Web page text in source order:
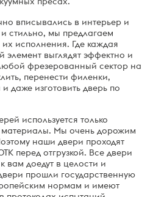
вписывались в интерьер и
стильно, мы предлагаем
исполнения. Где каждая
элемент выглядят эффектно и
фрезерованный сектор на
перенести филенки,
даже изготовить дверь по
используется только
материалы. Мы очень дорожим
наши двери проходят
перед отгрузкой. Все двери
вам доедут в целости и
прошли государственную
нормам и имеют